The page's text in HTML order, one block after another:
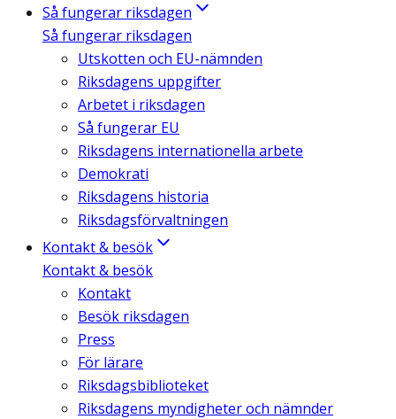
Så fungerar riksdagen
Så fungerar riksdagen
Utskotten och EU-nämnden
Riksdagens uppgifter
Arbetet i riksdagen
Så fungerar EU
Riksdagens internationella arbete
Demokrati
Riksdagens historia
Riksdagsförvaltningen
Kontakt & besök
Kontakt & besök
Kontakt
Besök riksdagen
Press
För lärare
Riksdagsbiblioteket
Riksdagens myndigheter och nämnder